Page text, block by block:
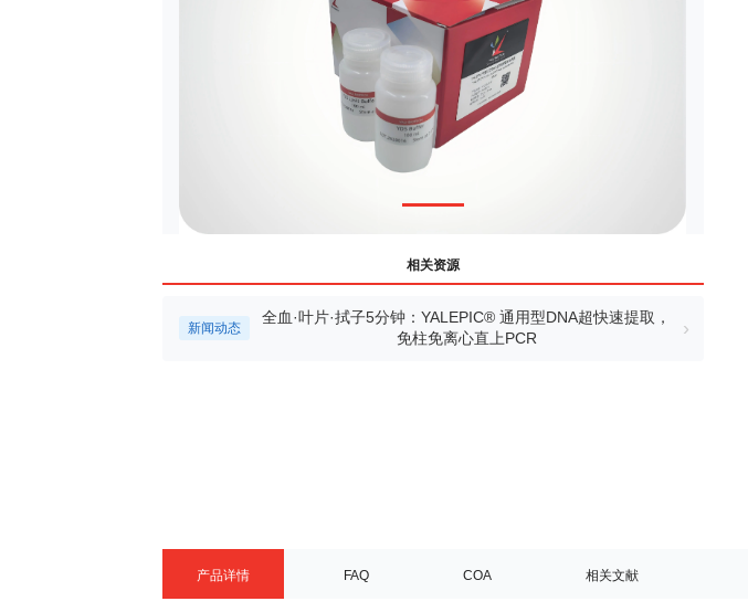
相关资源
新闻动态
全血·叶片·拭子5分钟：YALEPIC® 通用型DNA超快速提取，
免柱免离心直上PCR
›
产品详情 FAQ COA 相关文献